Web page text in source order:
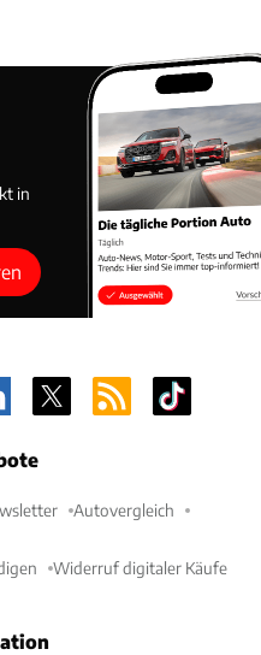
in
Autovergleich
Widerruf digitaler Käufe